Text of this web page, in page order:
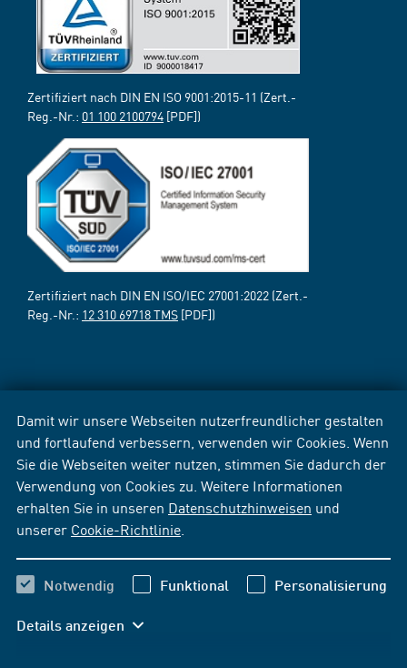
Damit wir unsere Webseiten nutzerfreundlicher gestalten
und fortlaufend verbessern, verwenden wir Cookies. Wenn
Sie die Webseiten weiter nutzen, stimmen Sie dadurch der
Verwendung von Cookies zu. Weitere Informationen
erhalten Sie in unseren Datenschutzhinweisen und
unserer Cookie-Richtlinie
Notwendig Funktional Personalisierung
Details anzeigen
Zertifiziert nach DIN EN ISO 9001:2015-11 (Zert.-
Reg.-Nr.: 01 100 2100794 [PDF])
Zertifiziert nach DIN EN ISO/IEC 27001:2022 (Zert.-
Reg.-Nr.: 12 310 69718 TMS [PDF])